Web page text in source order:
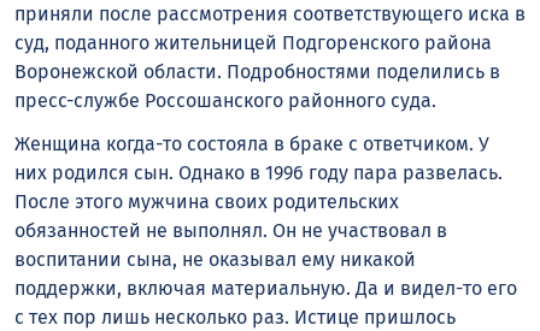
приняли после рассмотрения соответствующего иска в
суд, поданного жительницей Подгоренского района
Воронежской области. Подробностями поделились в
пресс-службе Россошанского районного суда.
Женщина когда-то состояла в браке с ответчиком. У
них родился сын. Однако в 1996 году пара развелась.
После этого мужчина своих родительских
обязанностей не выполнял. Он не участвовал в
воспитании сына, не оказывал ему никакой
поддержки, включая материальную. Да и видел-то его
с тех пор лишь несколько раз. Истице пришлось